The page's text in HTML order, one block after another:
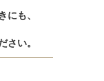
にも、
さい。